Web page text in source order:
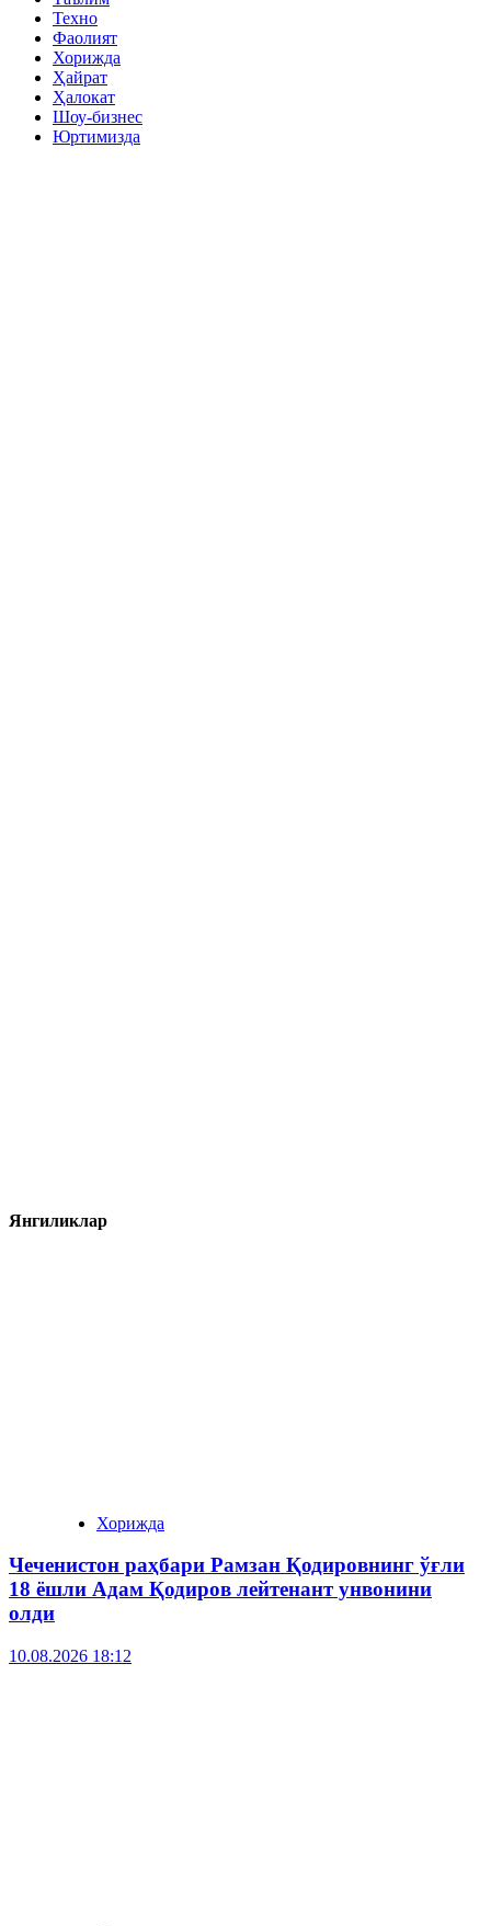
Техно
Фаолият
Хорижда
Ҳайрат
Ҳалокат
Шоу-бизнес
Юртимизда
Янгиликлар
Хорижда
Чеченистон раҳбари Рамзан Қодировнинг ўғли
18 ёшли Адам Қодиров лейтенант унвонини
олди
10.08.2026 18:12